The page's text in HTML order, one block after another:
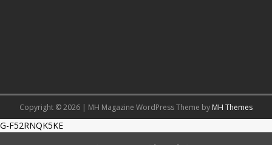
Copyright © 2026 | MH Magazine WordPress Theme by MH Themes
G-F52RNQK5KE